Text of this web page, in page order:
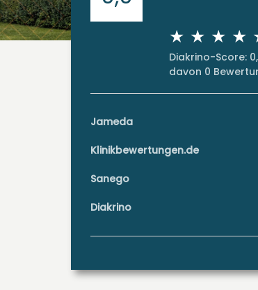
Diakrino-Score:
davon 0
Jameda
Klinikbewertungen.de
Sanego
Diakrino